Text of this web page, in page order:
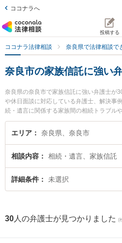
ココナラへ
投稿する
ココナラ法律相談 奈良県で法律相談で
奈良市の家族信託に強い
奈良県の奈良市で家族信託に強い弁護士が
や休日面談に対応している弁護士、解決事
続・遺言に関係する家族間の相続トラブル
な分野での絞り込み検索もでき便利です。
宏弁護士やオルタナ法律事務所の田中 悠介
弁護士に相談したい』『家族信託のトラブ
検索したい』『初回相談無料で家族信託を
相談予約したい』などでお困りの相談者さ
エリア 奈良県、奈良市
相談内容 相続・遺言、家族信託
詳細条件 未選択
30 人の弁護士が見つかりました (